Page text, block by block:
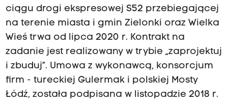
ciągu drogi ekspresowej S52 przebiegającej
na terenie miasta i gmin Zielonki oraz Wielka
Wieś trwa od lipca 2020 r. Kontrakt na
zadanie jest realizowany w trybie „zaprojektuj
i zbuduj”. Umowa z wykonawcą, konsorcjum
firm - tureckiej Gulermak i polskiej Mosty
Łódź, została podpisana w listopadzie 2018 r.